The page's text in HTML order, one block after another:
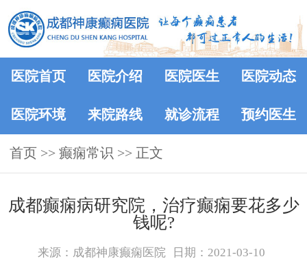
医院首页 医院介绍 医院医生 医院动态
医院环境 来院路线 就诊流程 预约医生
首页 >> 癫痫常识 >> 正文
成都癫痫病研究院，治疗癫痫要花多少
钱呢?
来源：成都神康癫痫医院 日期：2021-03-10